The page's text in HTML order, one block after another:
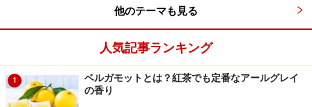
が、今年は年月で表示されている商品がほとんどです。
賞味期限とは適切な保存方法を守れば、食品の品質が十
分に保たれて、おいしくいただける期限です。1997年4
月1日から製造年月日表示がなくなり、期限表示となり
他のテーマも見る
人気記事ランキング
1
ベルガモットとは？紅茶でも定番なアールグレイ
の香り